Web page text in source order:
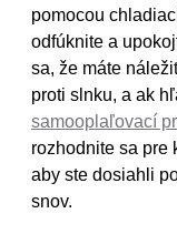
pomocou
odfúknite a
sa, že máte
proti slnku, a ak
samooplaľovací
rozhodnite sa pre
aby ste dosiahli
snov.